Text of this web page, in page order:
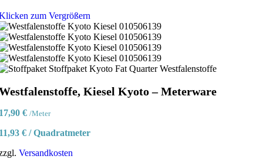
zum Vergrößern
Kiesel Kyoto – Meterware
€ /Meter
€ /Quadratmeter
Versandkosten